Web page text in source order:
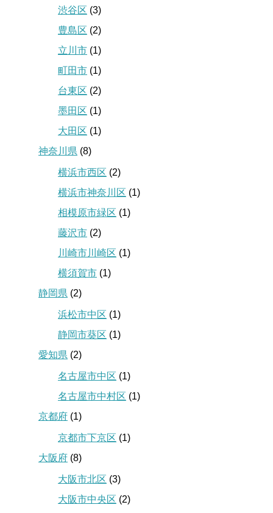
渋谷区 (3)
豊島区 (2)
立川市 (1)
町田市 (1)
台東区 (2)
墨田区 (1)
大田区 (1)
神奈川県 (8)
横浜市西区 (2)
横浜市神奈川区 (1)
相模原市緑区 (1)
藤沢市 (2)
川崎市川崎区 (1)
横須賀市 (1)
静岡県 (2)
浜松市中区 (1)
静岡市葵区 (1)
愛知県 (2)
名古屋市中区 (1)
名古屋市中村区 (1)
京都府 (1)
京都市下京区 (1)
大阪府 (8)
大阪市北区 (3)
大阪市中央区 (2)